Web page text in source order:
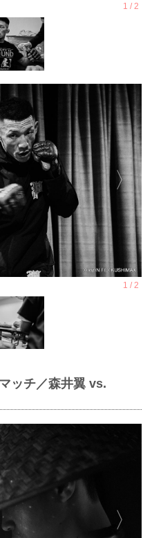
ッチ／森井翼 vs.